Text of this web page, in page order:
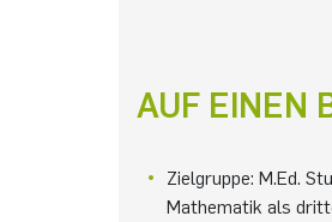
AUF EINEN
Zielgruppe: M.Ed.
Mathematik als